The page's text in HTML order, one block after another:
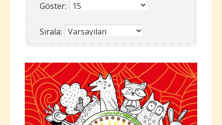
Göster:
Sırala: